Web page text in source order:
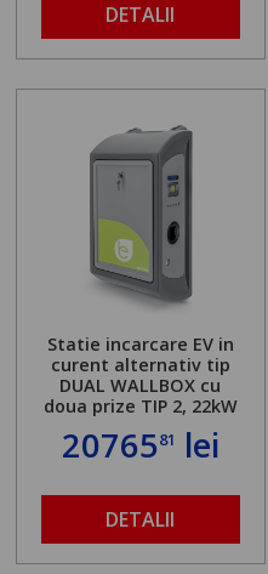
DETALII
Statie incarcare EV in
curent alternativ tip
DUAL WALLBOX cu
doua prize TIP 2, 22kW
2076581 lei
DETALII